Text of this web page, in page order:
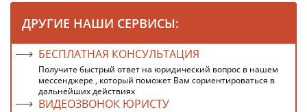
ДРУГИЕ НАШИ СЕРВИСЫ:
БЕСПЛАТНАЯ КОНСУЛЬТАЦИЯ
Получите быстрый ответ на юридический вопрос в нашем
мессенджере , который поможет Вам сориентироваться в
дальнейших действиях
ВИДЕОЗВОНОК ЮРИСТУ